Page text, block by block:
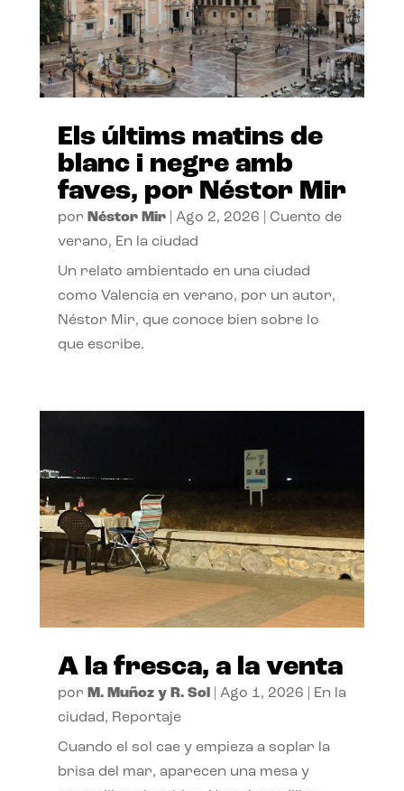
Els últims matins de
blanc i negre amb
faves, por Néstor Mir
por Néstor Mir| Ago 2, 2026
Cuento de
verano, En la ciudad
Un relato ambientado en una ciudad
como Valencia en verano, por un autor,
Néstor Mir, que conoce bien sobre lo
que escribe.
A la fresca, a la venta
por M. Muñoz y R. Sol| Ago 1, 2026
En la
ciudad, Reportaje
Cuando el sol cae y empieza a soplar la
brisa del mar, aparecen una mesa y